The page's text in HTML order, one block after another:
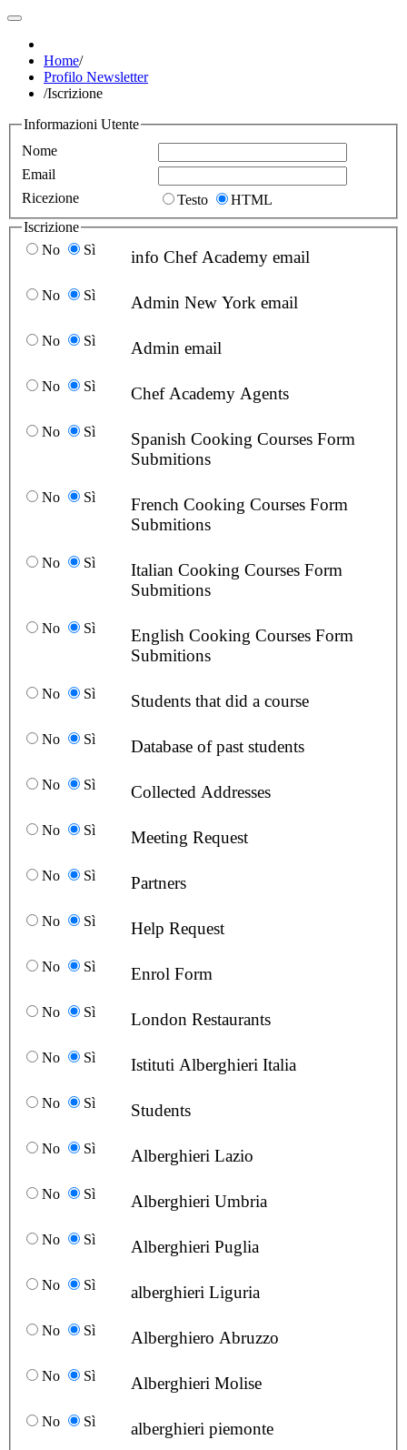
Home/
Profilo Newsletter
/Iscrizione
Informazioni Utente
Nome
Email
Ricezione
Testo
HTML
Iscrizione
No
Sì info Chef Academy email
No Sì Admin New York email
No Sì Admin email
No Sì Chef Academy Agents
No Sì
Spanish Cooking Courses Form
Submitions
No Sì
French Cooking Courses Form
Submitions
No Sì
Italian Cooking Courses Form
Submitions
No Sì
English Cooking Courses Form
Submitions
No Sì Students that did a course
No Sì Database of past students
No Sì Collected Addresses
No Sì Meeting Request
No Sì Partners
No Sì Help Request
No Sì Enrol Form
No Sì London Restaurants
No Sì Istituti Alberghieri Italia
No Sì Students
No Sì Alberghieri Lazio
No Sì Alberghieri Umbria
No Sì Alberghieri Puglia
No Sì alberghieri Liguria
No Sì Alberghiero Abruzzo
No Sì Alberghieri Molise
No Sì alberghieri piemonte